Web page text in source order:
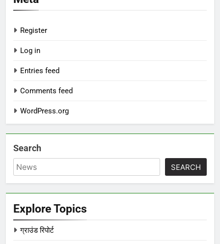
Register
Log in
Entries feed
Comments feed
WordPress.org
Search
SEARCH
Explore Topics
ग्राउंड रिपोर्ट